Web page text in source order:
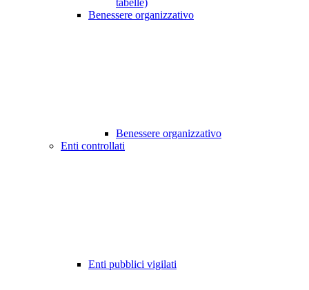
tabelle)
Benessere organizzativo
Benessere organizzativo
Enti controllati
Enti pubblici vigilati